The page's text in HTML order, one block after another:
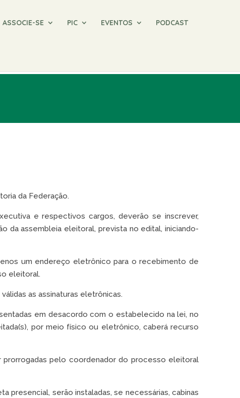
ASSOCIE-SE PIC EVENTOS PODCAST
da Federação.
e respectivos cargos, deverão se inscrever,
da assembleia eleitoral, prevista no edital, iniciando-
um endereço eletrônico para o recebimento de
eleitoral.
as assinaturas eletrônicas.
em desacordo com o estabelecido na lei, no
por meio físico ou eletrônico, caberá recurso
prorrogadas pelo coordenador do processo eleitoral
presencial, serão instaladas, se necessárias, cabinas